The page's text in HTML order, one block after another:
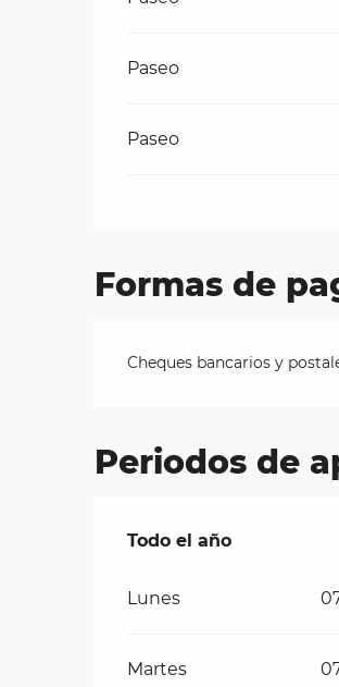
Paseo
Paseo
Formas de
Cheques bancarios y
Periodos de
Todo el año
Todo el año
Lunes
Martes